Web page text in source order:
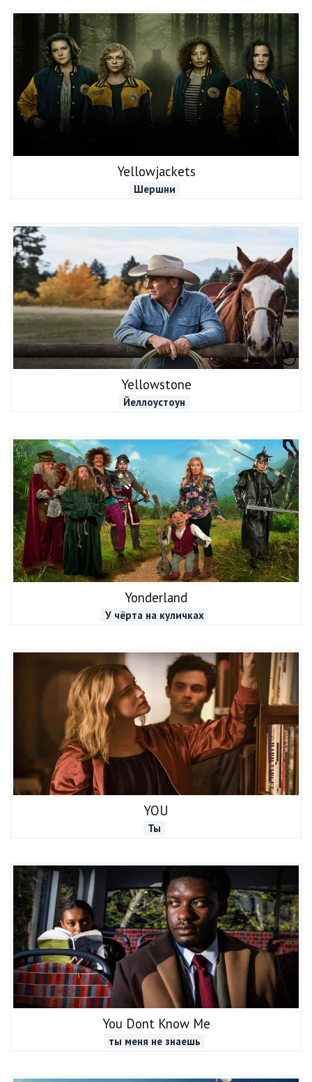
Yellowjackets
Шершни
Yellowstone
Йеллоустоун
Yonderland
У чёрта на куличках
YOU
Ты
You Dont Know Me
ты меня не знаешь